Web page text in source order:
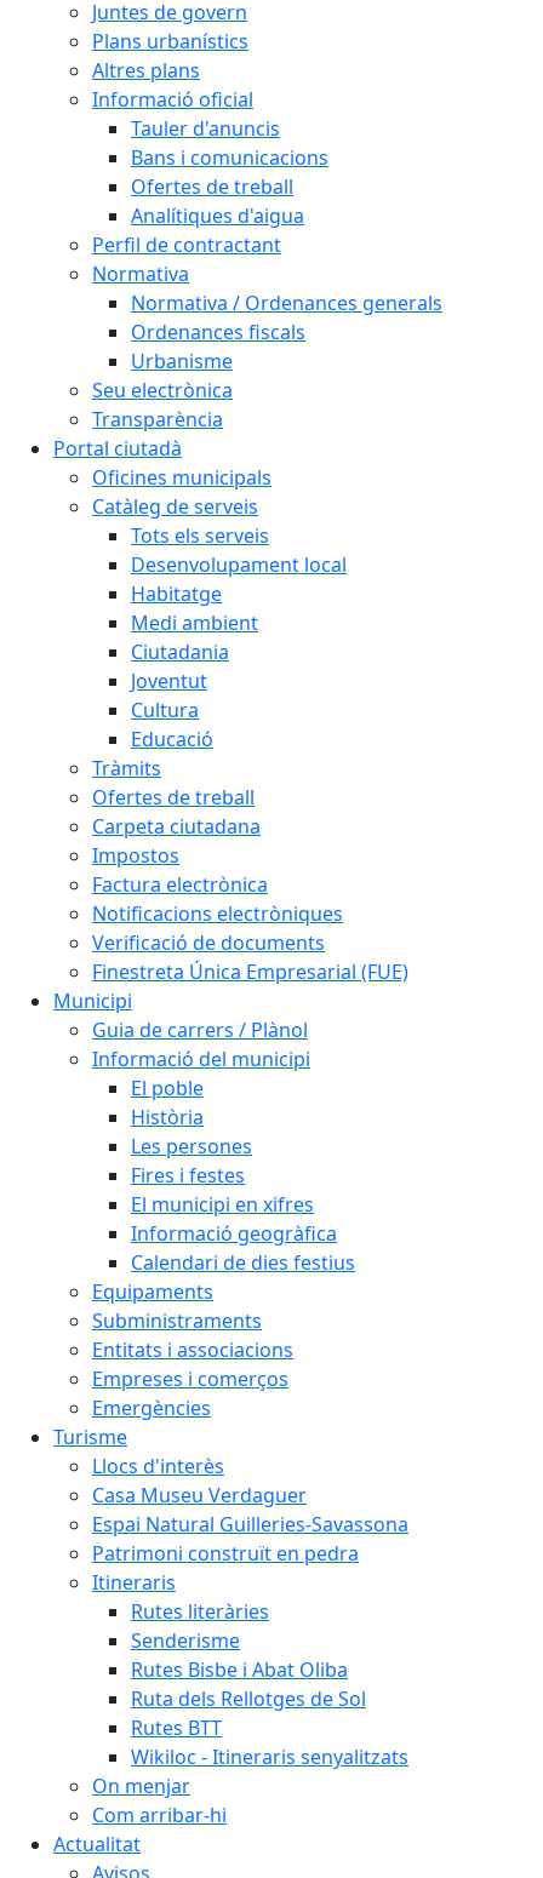
Juntes de govern
Plans urbanístics
Altres plans
Informació oficial
Tauler d'anuncis
Bans i comunicacions
Ofertes de treball
Analítiques d'aigua
Perfil de contractant
Normativa
Normativa / Ordenances generals
Ordenances fiscals
Urbanisme
Seu electrònica
Transparència
Portal ciutadà
Oficines municipals
Catàleg de serveis
Tots els serveis
Desenvolupament local
Habitatge
Medi ambient
Ciutadania
Joventut
Cultura
Educació
Tràmits
Ofertes de treball
Carpeta ciutadana
Impostos
Factura electrònica
Notificacions electròniques
Verificació de documents
Finestreta Única Empresarial (FUE)
Municipi
Guia de carrers / Plànol
Informació del municipi
El poble
Història
Les persones
Fires i festes
El municipi en xifres
Informació geogràfica
Calendari de dies festius
Equipaments
Subministraments
Entitats i associacions
Empreses i comerços
Emergències
Turisme
Llocs d'interès
Casa Museu Verdaguer
Espai Natural Guilleries-Savassona
Patrimoni construït en pedra
Itineraris
Rutes literàries
Senderisme
Rutes Bisbe i Abat Oliba
Ruta dels Rellotges de Sol
Rutes BTT
Wikiloc - Itineraris senyalitzats
On menjar
Com arribar-hi
Actualitat